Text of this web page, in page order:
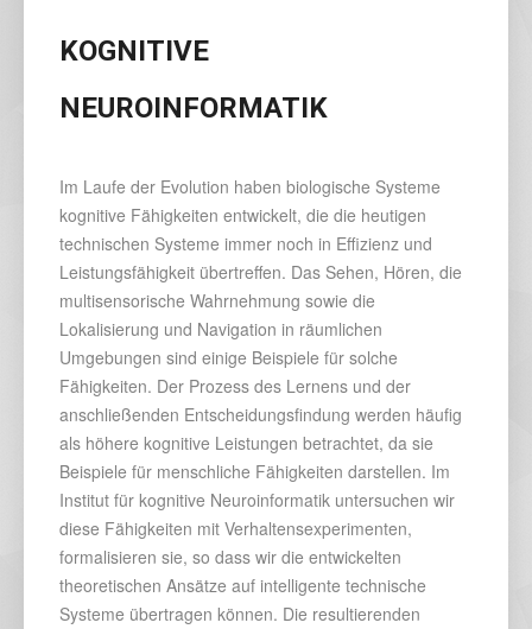
KOGNITIVE
NEUROINFORMATIK
Im Laufe der Evolution haben biologische Systeme
kognitive Fähigkeiten entwickelt, die die heutigen
technischen Systeme immer noch in Effizienz und
Leistungsfähigkeit übertreffen. Das Sehen, Hören, die
multisensorische Wahrnehmung sowie die
Lokalisierung und Navigation in räumlichen
Umgebungen sind einige Beispiele für solche
Fähigkeiten. Der Prozess des Lernens und der
anschließenden Entscheidungsfindung werden häufig
als höhere kognitive Leistungen betrachtet, da sie
Beispiele für menschliche Fähigkeiten darstellen. Im
Institut für kognitive Neuroinformatik untersuchen wir
diese Fähigkeiten mit Verhaltensexperimenten,
formalisieren sie, so dass wir die entwickelten
theoretischen Ansätze auf intelligente technische
Systeme übertragen können. Die resultierenden